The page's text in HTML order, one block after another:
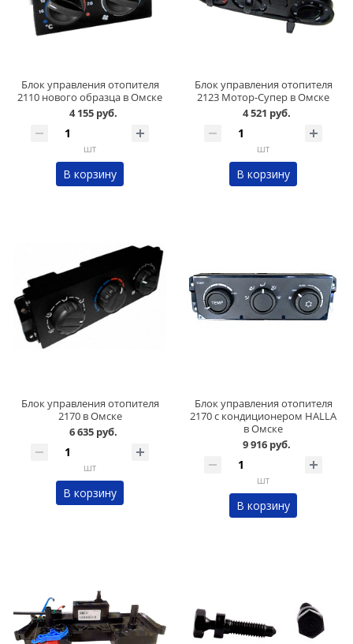
Блок управления отопителя
2110 нового образца в Омске
4 155 руб.
шт
В корзину
Блок управления отопителя
2123 Мотор-Супер в Омске
4 521 руб.
шт
В корзину
Блок управления отопителя
2170 в Омске
6 635 руб.
шт
В корзину
Блок управления отопителя
2170 с кондиционером HALLA
в Омске
9 916 руб.
шт
В корзину